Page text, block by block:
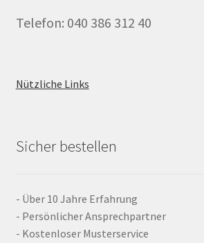
Telefon: 040 386 312 40
Nützliche Links
Sicher bestellen
- Über 10 Jahre Erfahrung
- Persönlicher Ansprechpartner
- Kostenloser Musterservice